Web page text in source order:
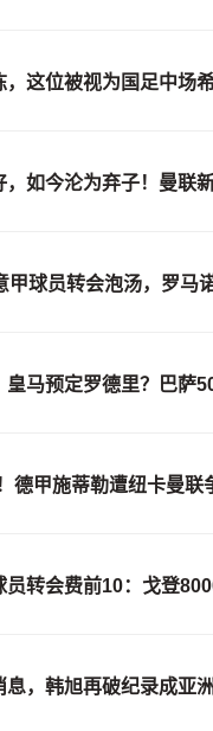
甲球员转会泡汤，罗马